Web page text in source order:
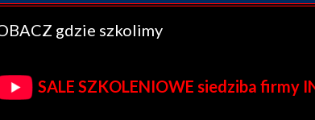
gdzie szkolimy
SALE SZKOLENIOWE siedziba firmy